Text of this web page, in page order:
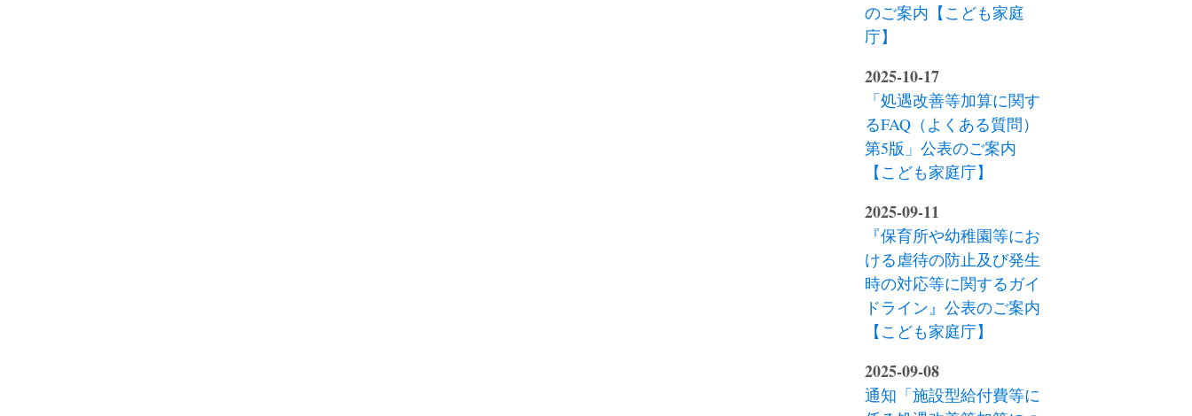
のご案内【こども家庭
庁】
2025-10-17
「処遇改善等加算に関す
るFAQ（よくある質問）
第5版」公表のご案内
【こども家庭庁】
2025-09-11
『保育所や幼稚園等にお
ける虐待の防止及び発生
時の対応等に関するガイ
ドライン』公表のご案内
【こども家庭庁】
2025-09-08
通知「施設型給付費等に